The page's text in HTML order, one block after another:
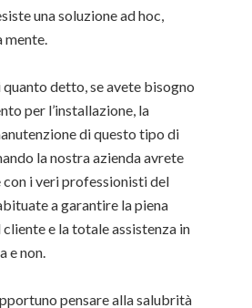
una soluzione ad hoc,
mente.
detto, se avete bisogno
per l’installazione, la
di questo tipo di
la nostra azienda avrete
con i veri professionisti del
a garantire la piena
e la totale assistenza in
e non.
pensare alla salubrità